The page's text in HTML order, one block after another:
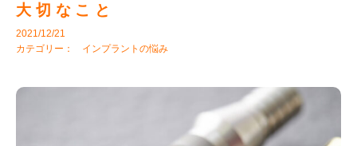
大切なこと
2021/12/21
カテゴリー：
インプラントの悩み